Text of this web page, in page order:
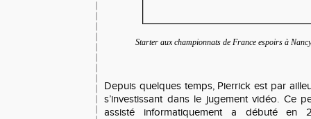
Starter aux championnats de France espoirs à
Depuis quelques temps, Pierrick est par
s’investissant dans le jugement vidéo. Ce
assisté informatiquement a débuté en